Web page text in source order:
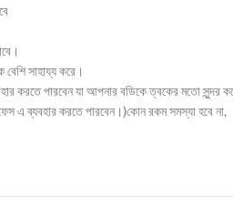
সাহায্য করে।
করতে পারবেন যা আপনার বডিকে ত্বকের মতো সুন্দর
এ ব্যবহার করতে পারবেন।)কোন রকম সমস্যা হবে না,